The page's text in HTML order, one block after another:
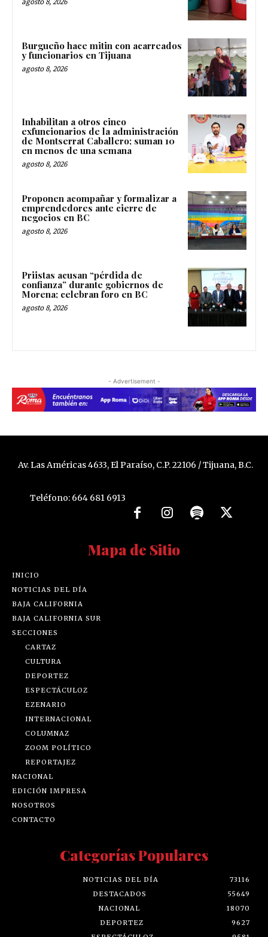
Burgueño hace mitin con acarreados
y funcionarios en Tijuana
agosto 8, 2026
Inhabilitan a otros cinco
exfuncionarios de la administración
de Montserrat Caballero; suman 10
en menos de una semana
agosto 8, 2026
Proponen acompañar y formalizar a
emprendedores ante cierre de
negocios en BC
agosto 8, 2026
Priistas acusan “pérdida de
confianza” durante gobiernos de
Morena; celebran foro en BC
agosto 8, 2026
- Advertisement -
Av. Las Américas 4633, El Paraíso, C.P. 22106 / Tijuana, B.C.
Teléfono: 664 681 6913
Mapa de Sitio
INICIO
NOTICIAS DEL DÍA
BAJA CALIFORNIA
BAJA CALIFORNIA SUR
SECCIONES
CARTAZ
CULTURA
DEPORTEZ
ESPECTÁCULOZ
EZENARIO
INTERNACIONAL
COLUMNAZ
ZOOM POLÍTICO
REPORTAJEZ
NACIONAL
EDICIÓN IMPRESA
NOSOTROS
CONTACTO
Categorías Populares
NOTICIAS DEL DÍA
73116
DESTACADOS
55649
NACIONAL
18070
DEPORTEZ
9627